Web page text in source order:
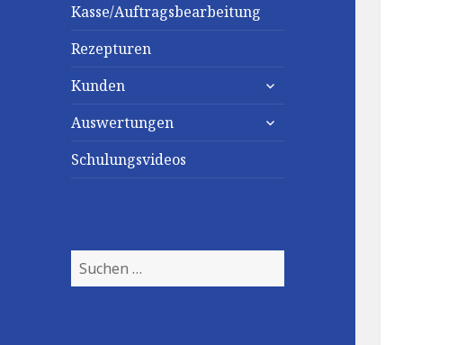
Kasse/Auftragsbearbeitung
Rezepturen
Kunden
Auswertungen
Schulungsvideos
Suchen
nach: